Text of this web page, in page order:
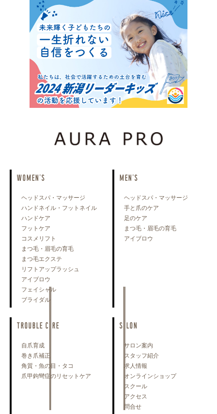
WOMEN'S
ヘッドスパ・マッサージ
ハンドネイル・フットネイル
ハンドケア
フットケア
コスメリフト
まつ毛・眉毛の育毛
まつ毛エクステ
リフトアップラッシュ
アイブロウ
フェイシャル
ブライダル
MEN'S
ヘッドスパ・マッサージ
手と爪のケア
足のケア
まつ毛・眉毛の育毛
アイブロウ
TROUBLE CARE
自爪育成
巻き爪補正
角質・魚の目・タコ
爪甲鉤彎症のリセットケア
SALON
サロン案内
スタッフ紹介
求人情報
オンラインショップ
スクール
アクセス
問合せ